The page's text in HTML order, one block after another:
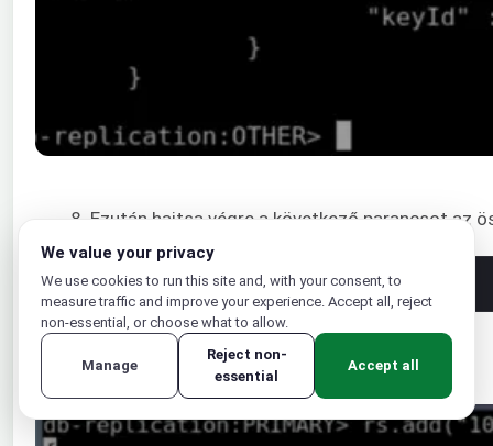
8. Ezután hajtsa végre a következő parancsot az
1 rs.add("{db_ip}:27017")
Itt a{db_ip}az egyes adatbázisok IP-címére utal:
We value your privacy
We use cookies to run this site and, with your consent, to
measure traffic and improve your experience. Accept all, reject
non-essential, or choose what to allow.
Manage
Reject non-
essential
Accept all